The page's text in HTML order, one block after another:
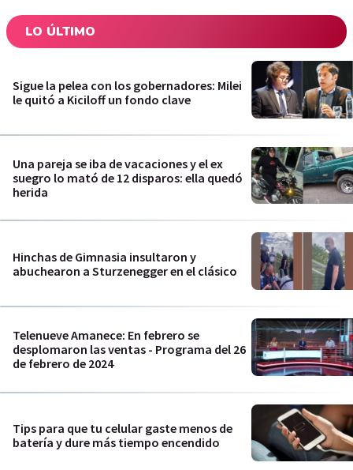
LO ÚLTIMO
Sigue la pelea con los gobernadores: Milei
le quitó a Kiciloff un fondo clave
Una pareja se iba de vacaciones y el ex
suegro lo mató de 12 disparos: ella quedó
herida
Hinchas de Gimnasia insultaron y
abuchearon a Sturzenegger en el clásico
Telenueve Amanece: En febrero se
desplomaron las ventas - Programa del 26
de febrero de 2024
Tips para que tu celular gaste menos de
batería y dure más tiempo encendido